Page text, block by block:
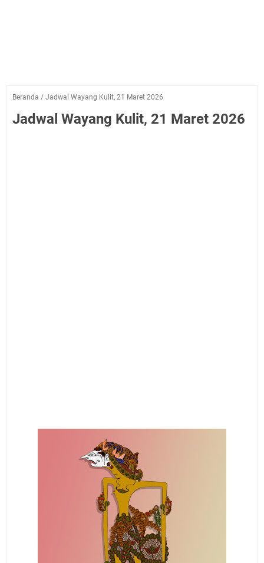
Beranda / Jadwal Wayang Kulit, 21 Maret 2026
Jadwal Wayang Kulit, 21 Maret 2026